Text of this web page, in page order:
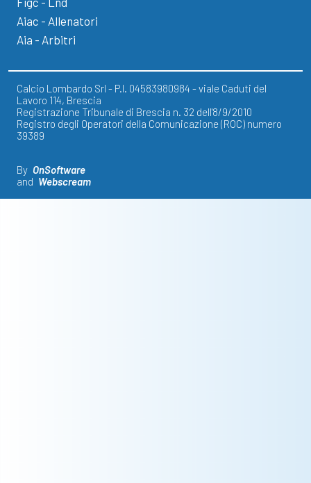
Aiac - Allenatori
Aia - Arbitri
Calcio Lombardo Srl - P.I. 04583980984 - viale Caduti del
Lavoro 114, Brescia
Registrazione Tribunale di Brescia n. 32 dell'8/9/2010
Registro degli Operatori della Comunicazione (ROC) numero
39389
By OnSoftware
and Webscream